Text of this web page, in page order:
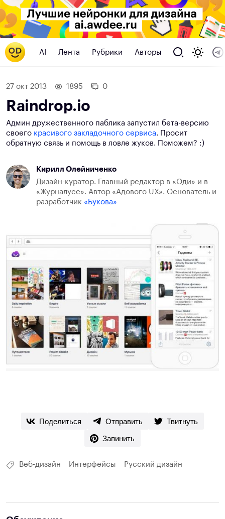
AI Лента Рубрики Авторы
27 окт 2013 1895 0
Raindrop.io
Админ дружественного паблика запустил бета-версию
своего красивого закладочного сервиса. Просит
обратную связь и помощь в ловле жуков. Поможем? :)
Кирилл Олейниченко
Дизайн-куратор. Главный редактор в «Оди» и в
«Журналусе». Автор «Адового UX». Основатель и
разработчик «Букова»
Поделиться Отправить
Твитнуть
Запинить
Веб-дизайн Интерфейсы Русский дизайн